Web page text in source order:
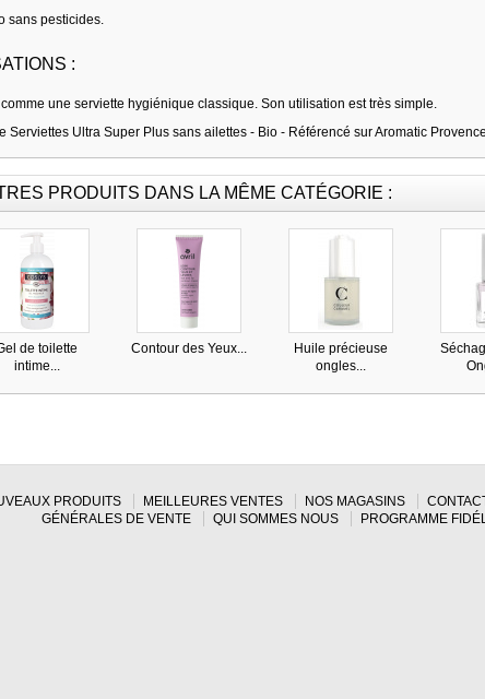
sans pesticides.
:
une serviette hygiénique classique. Son utilisation est très simple.
Serviettes Ultra Super Plus sans ailettes - Bio - Référencé sur Aromatic
PRODUITS DANS LA MÊME CATÉGORIE :
de toilette
intime...
Contour des Yeux...
Huile précieuse
ongles...
PRODUITS MEILLEURES VENTES NOS MAGASINS
GÉNÉRALES DE VENTE
QUI SOMMES NOUS PROGRAMME